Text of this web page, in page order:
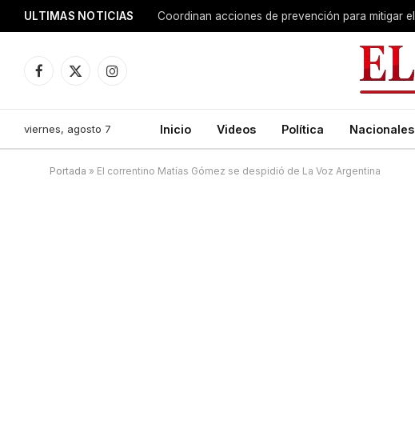
ULTIMAS NOTICIAS Coordinan acciones de prevención para mitigar
Facebook
X
Instagram
viernes, agosto 7 Inicio Videos Política Nacionales
Portada » El correntino Matías Gómez se despidió de La Voz Argentina